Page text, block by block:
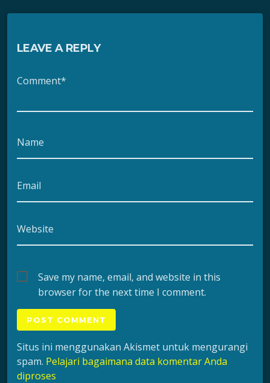
LEAVE A REPLY
Comment*
Name
Email
Website
Save my name, email, and website in this
browser for the next time I comment.
Situs ini menggunakan Akismet untuk mengurangi
spam. Pelajari bagaimana data komentar Anda
diproses